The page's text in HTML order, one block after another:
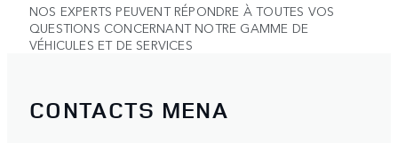
NOS EXPERTS PEUVENT RÉPONDRE À TOUTES VOS
QUESTIONS CONCERNANT NOTRE GAMME DE
VÉHICULES ET DE SERVICES
CONTACTS MENA